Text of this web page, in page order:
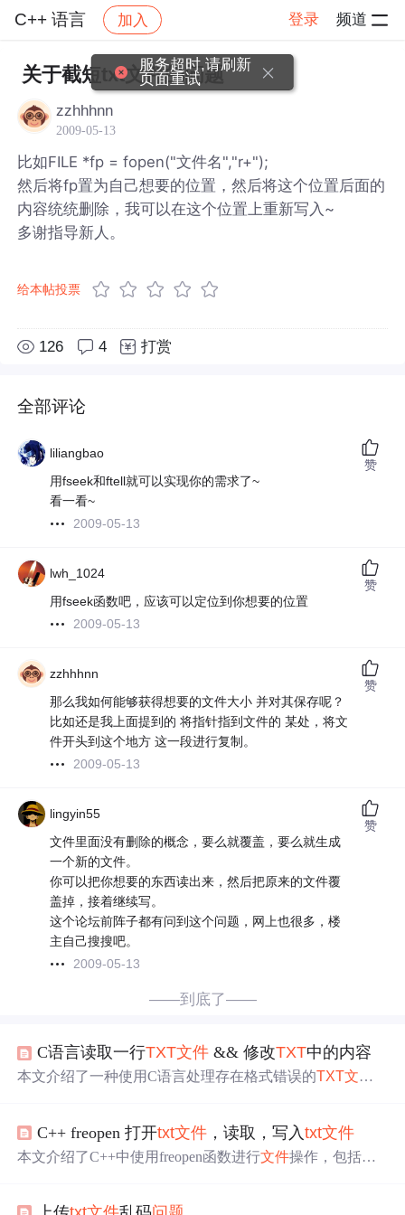
C++ 语言 加入 登录 频道
社区 C++ 语言 帖子详情
关于截短txt文件的问题
zzhhhnn
2009-05-13
比如FILE *fp = fopen("文件名","r+");
然后将fp置为自己想要的位置，然后将这个位置后面的
内容统统删除，我可以在这个位置上重新写入~
多谢指导新人。
给本帖投票
126 4 打赏
全部评论
liliangbao
用fseek和ftell就可以实现你的需求了~
看一看~
2009-05-13
赞
lwh_1024
用fseek函数吧，应该可以定位到你想要的位置
2009-05-13
赞
zzhhhnn
那么我如何能够获得想要的文件大小 并对其保存呢？
比如还是我上面提到的 将指针指到文件的 某处，将文
件开头到这个地方 这一段进行复制。
2009-05-13
赞
lingyin55
文件里面没有删除的概念，要么就覆盖，要么就生成
一个新的文件。
你可以把你想要的东西读出来，然后把原来的文件覆
盖掉，接着继续写。
这个论坛前阵子都有问到这个问题，网上也很多，楼
主自己搜搜吧。
2009-05-13
赞
——到底了——
C语言读取一行TXT文件 && 修改TXT中的内容
本文介绍了一种使用C语言处理存在格式错误的TXT文件
C++ freopen 打开txt文件 ，读取，写入txt文件
本文介绍了C++中使用freopen函数进行文件操作，包括从
服务超时,请刷新
页面重试